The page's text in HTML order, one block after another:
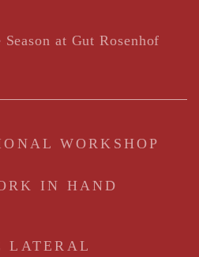
at Gut Rosenhof
WORKSHOP
IN HAND
LATERAL